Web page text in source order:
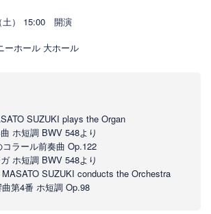
土） 15:00 開演
ーホール 大ホール
SUZUKI plays the Organ
ホ短調 BWV 548より
ラール前奏曲 Op.122
ホ短調 BWV 548より
SUZUKI conducts the Orchestra
第4番 ホ短調 Op.98